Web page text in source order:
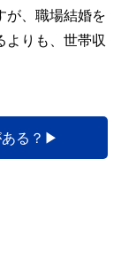
が、職場結婚を
よりも、世帯収
る？